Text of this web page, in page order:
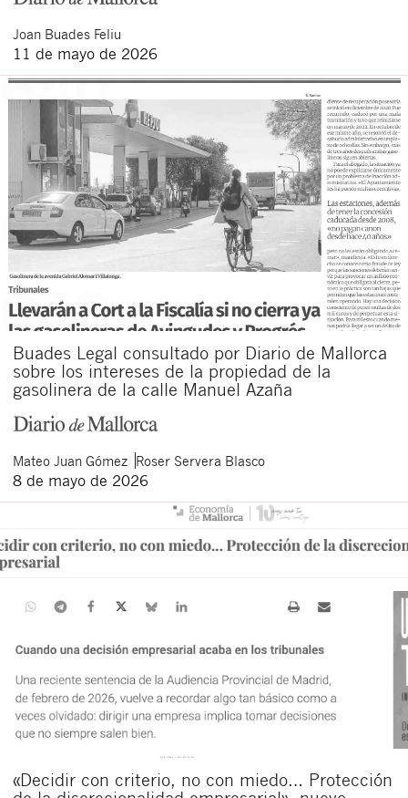
Joan Buades Feliu
11 de mayo de 2026
Buades Legal consultado por Diario de Mallorca
sobre los intereses de la propiedad de la
gasolinera de la calle Manuel Azaña
Mateo Juan Gómez Roser Servera Blasco
8 de mayo de 2026
«Decidir con criterio, no con miedo… Protección